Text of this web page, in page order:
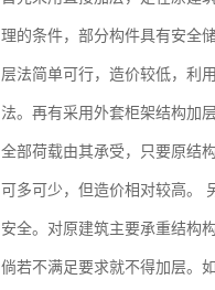
理的条件，部分构件具有安全
层法简单可行，造价较低，利
法。再有采用外套柜架结构加
全部荷载由其承受，只要原结
可多可少，但造价相对较高。
安全。对原建筑主要承重结构
倘若不满足要求就不得加层。